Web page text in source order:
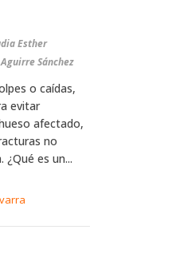
Esther
Sánchez
o caídas,
evitar
afectado,
no
es un...